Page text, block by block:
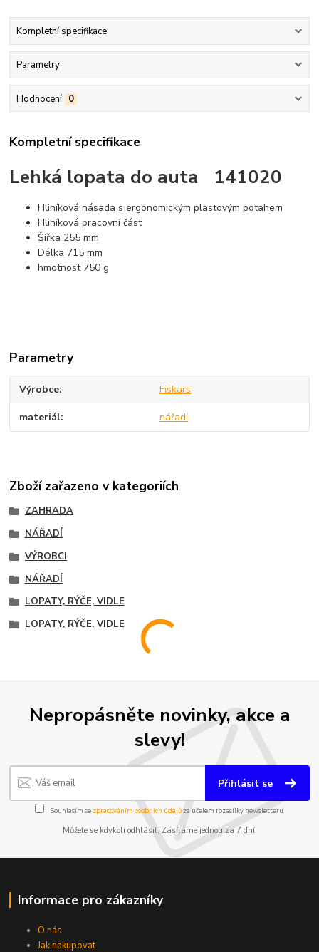
Kompletní specifikace
Parametry
Hodnocení 0
Kompletní specifikace
Lehká lopata do auta 141020
Hliníková násada s ergonomickým plastovým potahem
Hliníková pracovní část
Šířka 255 mm
Délka 715 mm
hmotnost 750 g
Parametry
Výrobce Fiskars
materiál nářadí
Zboží zařazeno v kategoriích
ZAHRADA
NÁŘADÍ
VÝROBCI
NÁŘADÍ
LOPATY, RÝČE, VIDLE
LOPATY, RÝČE, VIDLE
Nepropásněte novinky, akce a
slevy!
Přihlásit se
Souhlasím se zpracováním osobních údajůza účelem rozesílky newsletteru.
Můžete se kdykoli odhlásit. Zasíláme jednou za 7 dní.
Informace pro zákazníky
O nás
Jak nakupovat